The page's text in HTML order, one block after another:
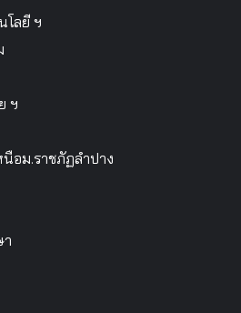
โลยี ฯ
ฯ
อม.ราชภัฏลำปาง
า